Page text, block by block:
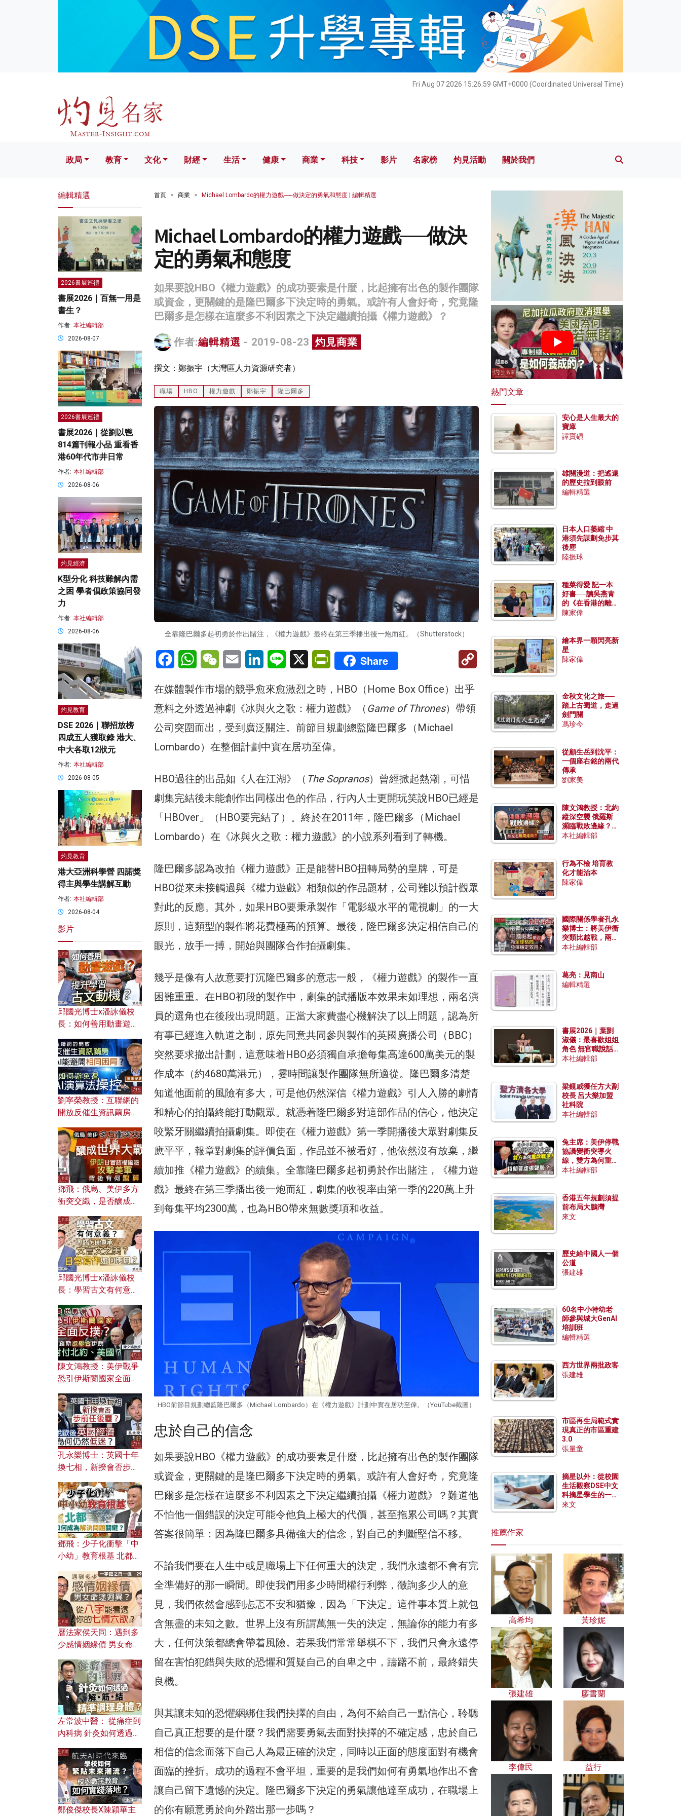
Fri Aug 07 2026 15:27:00 GMT+0000 (Coordinated Universal Time)
文化 財經 生活 健康 科技 影片 名家榜 灼見活動 關於我們
政局 教育 文化 財經 生活 健康 商業 科技 影片 名家榜 灼見活動 關於我們
首頁 商業 Michael Lombardo的權力遊戲──做決定的勇氣和態度 | 編輯精選
Michael Lombardo的權力遊戲──做決
定的勇氣和態度
如果要說HBO《權力遊戲》的成功要素是什麼，比起擁有出色的製作團隊
或資金，更關鍵的是隆巴爾多下決定時的勇氣。或許有人會好奇，究竟隆
巴爾多是怎樣在這麼多不利因素之下決定繼續拍攝《權力遊戲》？
作者:編輯精選 - 2019-08-23 灼見商業
撰文：鄭振宇（大灣區人力資源研究者）
職場 HBO 權力遊戲 鄭振宇 隆巴爾多
全靠隆巴爾多起初勇於作出賭注，《權力遊戲》最終在第三季播出後一炮而紅。（Shutterstock）
FacebookWhatsAppWeChatEmail LinkedInLine X PrintFriendly
Share
Copy
在媒體製作市場的競爭愈來愈激烈之時，HBO（Home Box Office）出乎
意料之外透過神劇《冰與火之歌：權力遊戲》（ Game of Thrones）帶領
公司突圍而出，受到廣泛關注。前節目規劃總監隆巴爾多（Michael
Lombardo）在整個計劃中實在居功至偉。
HBO過往的出品如《人在江湖》（ The Sopranos）曾經掀起熱潮，可惜
劇集完結後未能創作出同樣出色的作品，行內人士更開玩笑說HBO已經是
「HBOver」（HBO要完結了）。終於在2011年，隆巴爾多（Michael
Lombardo）在《冰與火之歌：權力遊戲》的小說系列看到了轉機。
隆巴爾多認為改拍《權力遊戲》正是能替HBO扭轉局勢的皇牌，可是
HBO從來未接觸過與《權力遊戲》相類似的作品題材，公司難以預計觀眾
對此的反應。其外，如果HBO要秉承製作「電影級水平的電視劇」的一大
原則，這類型的製作將花費極高的預算。最後，隆巴爾多決定相信自己的
眼光，放手一搏，開始與團隊合作拍攝劇集。
幾乎是像有人故意要打沉隆巴爾多的意志一般，《權力遊戲》的製作一直
困難重重。在HBO初段的製作中，劇集的試播版本效果未如理想，兩名演
員的選角也在後段出現問題。正當大家費盡心機解決了以上問題，認為所
有事已經進入軌道之制，原先同意共同參與製作的英國廣播公司（BBC）
突然要求撤出計劃，這意味着HBO必須獨自承擔每集高達600萬美元的製
作成本（約4680萬港元），霎時間讓製作團隊無所適從。隆巴爾多清楚
知道他面前的風險有多大，可是他仍然深信《權力遊戲》引人入勝的劇情
和精心的拍攝終能打動觀眾。就憑着隆巴爾多對這部作品的信心，他決定
咬緊牙關繼續拍攝劇集。即使在《權力遊戲》第一季開播後大眾對劇集反
應平平，報章對劇集的評價負面，作品並不被看好，他依然沒有放棄，繼
續加推《權力遊戲》的續集。全靠隆巴爾多起初勇於作出賭注，《權力遊
戲》最終在第三季播出後一炮而紅，劇集的收視率由第一季的220萬上升
到每集平均2300萬，也為HBO帶來無數獎項和收益。
HBO前節目規劃總監隆巴爾多（Michael Lombardo）在《權力遊戲》計劃中實在居功至偉。（YouTube截圖）
忠於自己的信念
如果要說HBO《權力遊戲》的成功要素是什麼，比起擁有出色的製作團隊
或資金，更關鍵的是隆巴爾多下決定時的勇氣。或許有人會好奇，究竟隆
巴爾多是怎樣在這麼多不利因素之下決定繼續拍攝《權力遊戲》？難道他
不怕他一個錯誤的決定可能令他負上極大的代價，甚至拖累公司嗎？其實
答案很簡單：因為隆巴爾多具備強大的信念，對自己的判斷堅信不移。
不論我們要在人生中或是職場上下任何重大的決定，我們永遠都不會有完
全準備好的那一瞬間。即使我們用多少時間權行利弊，徵詢多少人的意
見，我們依然會感到忐忑不安和猶豫，因為「下決定」這件事本質上就包
含無盡的未知之數。世界上沒有所謂萬無一失的決定，無論你的能力有多
大，任何決策都總會帶着風險。若果我們常常舉棋不下，我們只會永遠停
留在害怕犯錯與失敗的恐懼和質疑自己的自卑之中，躊躇不前，最終錯失
良機。
與其讓未知的恐懼綑綁住我們抉擇的自由，為何不給自己一點信心，聆聽
自己真正想要的是什麼？我們需要勇氣去面對抉擇的不確定感，忠於自己
相信的信念而落下自己人為最正確的決定，同時以正面的態度面對有機會
面臨的挫折。成功的過程不會平坦，重要的是我們如何有勇氣地作出不會
讓自己留下遺憾的決定。隆巴爾多下決定的勇氣讓他達至成功，在職場上
的你有願意勇於向外踏出那一步嗎？
編輯精選
2026書展巡禮
書展2026｜百無一用是
書生？
作者: 本社編輯部
2026-08-07
2026書展巡禮
書展2026｜從劉以鬯
814篇刊報小品 重看香
港60年代市井日常
作者: 本社編輯部
2026-08-06
灼見經濟
K型分化 科技難解內需
之困 學者倡政策協同發
力
作者: 本社編輯部
2026-08-06
灼見教育
DSE 2026｜聯招放榜
四成五人獲取錄 港大、
中大各取12狀元
作者: 本社編輯部
2026-08-05
灼見教育
港大亞洲科學營 四諾獎
得主與學生講解互動
作者: 本社編輯部
2026-08-04
影片
邱國光博士x潘詠儀校
長：如何善用動畫遊戲
劉寧榮教授：互聯網的
開放反催生資訊繭房，
何避免遭AI演算法操
控？
鄧飛：俄烏、美伊多方
衝突交織，是否釀成世
風險攻擊美軍，背後有
何盤算？
邱國光博士x潘詠儀校
長：學習古文有何意
文之美？ 日常寫作如何
應用？
陳文鴻教授：美伊戰爭
恐引伊斯蘭國家全面反
對付北約美國？
孔永樂博士：英國十年
換七相，新揆會否步前
濟為何仍然低迷？
鄧飛：少子化衝擊「中
小幼」教育根基 北都如
曆法家侯天同：遇到多
少感情姻緣債 男女命途
的七情六欲？
左常波中醫： 從痛症到
內科病 針灸如何透過解
鄭俊傑校長X陳穎華主
熱門文章
安心是人生最大的
寶庫
譚寶碩
雄關漫道：把遙遠
的歷史拉到眼前
編輯精選
日本人口萎縮 中
港須先謀劃免步其
後塵
陸振球
種菜得愛 記一本
好書──讀吳燕青
的《在香港的離島
種菜》
陳家偉
繪本界一顆閃亮新
星
陳家偉
金秋文化之旅──
踏上古蜀道，走過
劍門關
馮珍今
從顧生岳到沈平：
一個座右銘的兩代
傳承
劉家美
陳文鴻教授：北約
縱深空襲 俄羅斯
瀕臨戰敗邊緣？中
國零部件能左右戰
本社編輯部
行為不檢 培育教
化才能治本
陳家偉
國際關係學者孔永
樂博士：將美伊衝
突類比越戰，兩者
有何異同？中國崛
本社編輯部
葛亮：見南山
編輯精選
書展2026｜葉劉
淑儀：最喜歡姐姐
角色 無官職說話
包袱少
本社編輯部
梁鏡威獲任方大副
校長 呂大樂加盟
社科院
本社編輯部
兔主席：美伊停戰
協議變衝突導火
線，雙方為何重啟
戰爭？伊朗一早洞
本社編輯部
香港五年規劃須提
前布局大鵬灣
來文
歷史給中國人一個
公道
張建雄
60名中小特幼老
師參與城大GenAI
培訓班
編輯精選
西方世界兩批政客
張建雄
市區再生局範式實
現真正的市區重建
3.0
張量童
摘星以外：從校園
生活觀察DSE中文
科摘星學生的一點
特質
來文
推薦作家
高希均 黃珍妮
張建雄 廖書蘭
李偉民 益行